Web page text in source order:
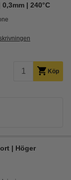
| 240°C
Köp
| Höger